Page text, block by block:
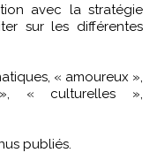
avec la stratégie
sur les différentes
« amoureux »,
« culturelles »,
publiés.